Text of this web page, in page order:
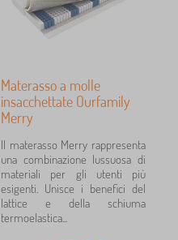
Materasso a molle
insacchettate Ourfamily
Merry
Il materasso Merry rappresenta
una combinazione lussuosa di
materiali per gli utenti più
esigenti. Unisce i benefici del
lattice e della schiuma
termoelastica...